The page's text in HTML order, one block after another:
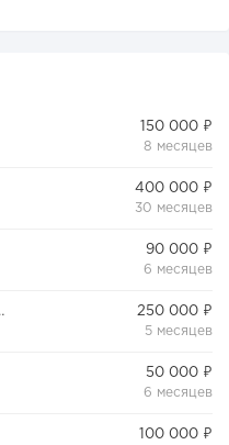
150 000 ₽
8 месяцев
400 000 ₽
30 месяцев
90 000 ₽
6 месяцев
BAKERY
250 000 ₽
5 месяцев
50 000 ₽
6 месяцев
100 000 ₽